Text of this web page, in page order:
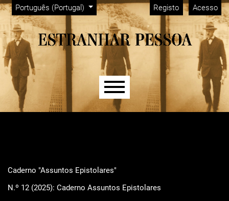
Saltar para menu de navegação principal
Saltar para conteúdo principal
Saltar para rodapé do site
Alterar o idioma. O idioma atual é:
Português (Portugal)
Menu Admin Registo Acesso
Menu principal
Caderno "Assuntos Epistolares"
N.º 12 (2025): Caderno Assuntos Epistolares